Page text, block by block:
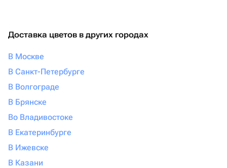
Доставка цветов в других городах
В Москве
В Санкт-Петербурге
В Волгограде
В Брянске
Во Владивостоке
В Екатеринбурге
В Ижевске
В Казани